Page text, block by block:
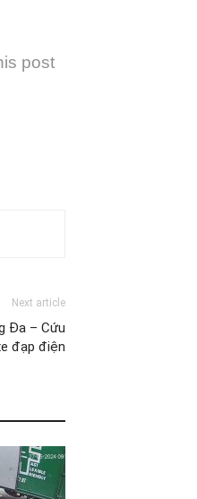
post
Next article
Đa – Cứu
đạp điện